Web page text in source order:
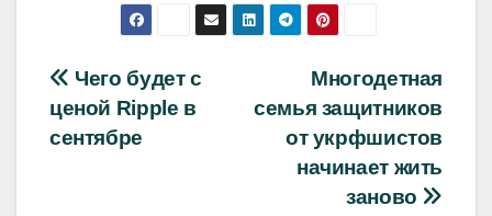
Навигация
по
Многодетная
семья защитников
от укрфшистов
начинает жить
заново
Чего будет с
ценой Ripple в
сентябре